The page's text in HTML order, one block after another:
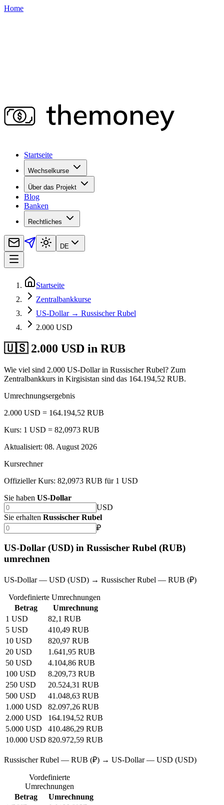
Home
Startseite
Wechselkurse
Über das Projekt
Blog
Banken
Rechtliches
DE
Startseite
Zentralbankkurse
US-Dollar → Russischer Rubel
2.000 USD
🇺🇸 2.000 USD in RUB
Wie viel sind 2.000 US-Dollar in Russischer Rubel? Zum
Zentralbankkurs in Kirgisistan sind das 164.194,52 RUB.
Umrechnungsergebnis
2.000 USD = 164.194,52 RUB
Kurs: 1 USD = 82,0973 RUB
Aktualisiert: 08. August 2026
Kursrechner
Offizieller Kurs: 82,0973 RUB für 1 USD
Sie haben US-Dollar
USD
Sie erhalten Russischer Rubel
₽
US-Dollar (USD) in Russischer Rubel (RUB)
umrechnen
US-Dollar — USD (USD) → Russischer Rubel — RUB (₽)
Vordefinierte Umrechnungen
Betrag
Umrechnung
1 USD
82,1 RUB
5 USD
410,49 RUB
10 USD
820,97 RUB
20 USD
1.641,95 RUB
50 USD
4.104,86 RUB
100 USD
8.209,73 RUB
250 USD
20.524,31 RUB
500 USD
41.048,63 RUB
1.000 USD
82.097,26 RUB
2.000 USD
164.194,52 RUB
5.000 USD
410.486,29 RUB
10.000 USD 820.972,59 RUB
Russischer Rubel — RUB (₽) → US-Dollar — USD (USD)
Vordefinierte
Umrechnungen
Betrag
Umrechnung